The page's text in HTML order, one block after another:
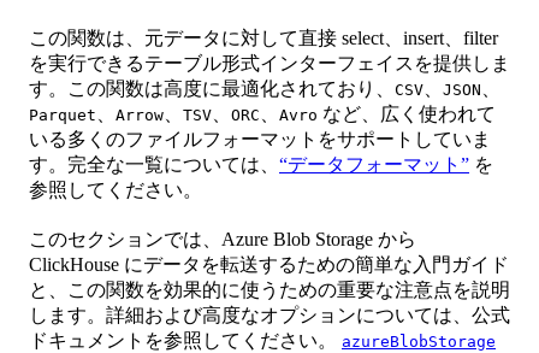
この関数は、元データに対して直接 select、insert、filter
を実行できるテーブル形式インターフェイスを提供しま
す。この関数は高度に最適化されており、 CSV JSON
Parquet Arrow TSV ORC Avro など、広く使われて
いる多くのファイルフォーマットをサポートしていま
す。完全な一覧については、 “データフォーマット” を
参照してください。
このセクションでは、Azure Blob Storage から
ClickHouse にデータを転送するための簡単な入門ガイド
と、この関数を効果的に使うための重要な注意点を説明
します。詳細および高度なオプションについては、公式
ドキュメントを参照してください。
azureBlobStorage